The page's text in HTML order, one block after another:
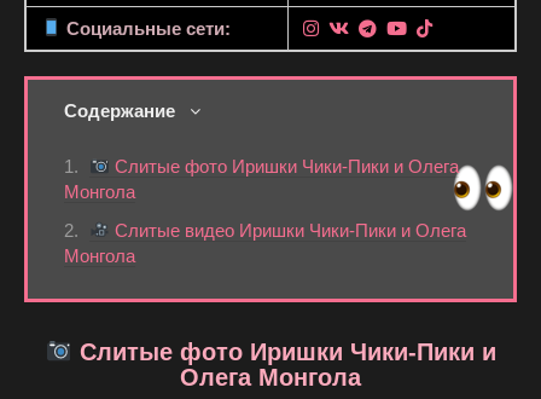
Социальные сети:
Содержание
Слитые фото Иришки Чики-Пики и Олега
Монгола
Слитые видео Иришки Чики-Пики и Олега
Монгола
Слитые фото Иришки Чики-Пики и
Олега Монгола